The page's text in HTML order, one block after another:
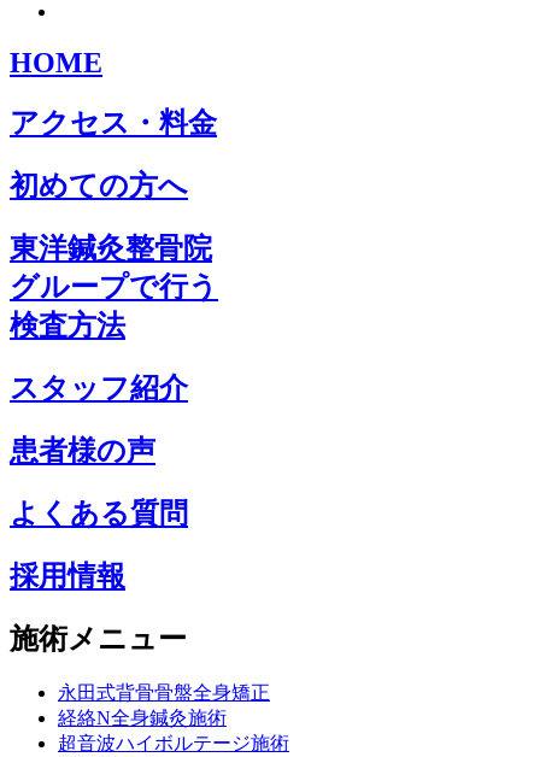
HOME
アクセス・料金
初めての方へ
東洋鍼灸整骨院
グループで行う
検査方法
スタッフ紹介
患者様の声
よくある質問
採用情報
施術メニュー
永田式背骨骨盤全身矯正
経絡N全身鍼灸施術
超音波ハイボルテージ施術